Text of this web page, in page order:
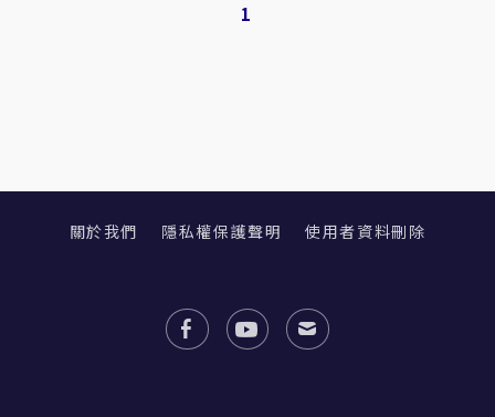
1
關於我們 隱私權保護聲明 使用者資料刪除